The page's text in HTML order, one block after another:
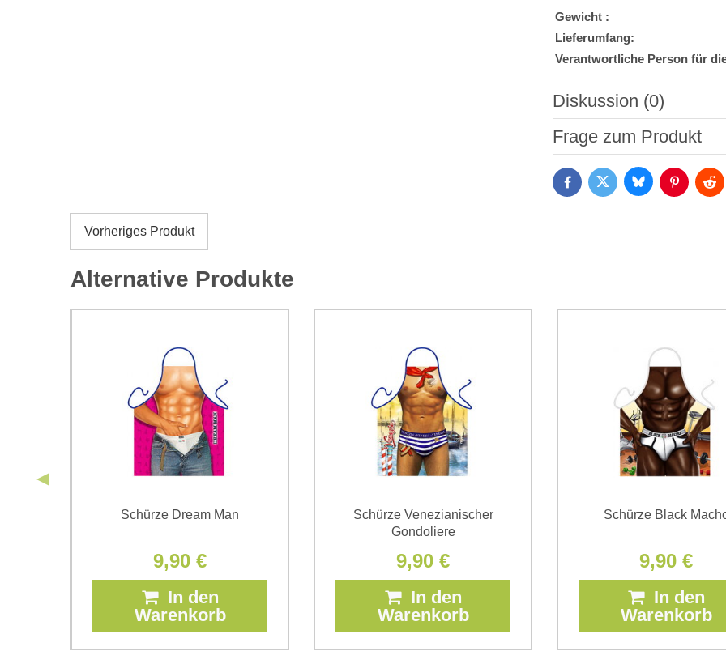
Gewicht :
Lieferumfang:
Verantwortliche Person für
Diskussion (0)
Neuer Kommentar
Daten zum Zwecke der
Frage zum Produkt
FacebookTwitter BlueskyPinterest
Vorheriges Produkt
Alternative Produkte
Schürze Dream Man
9,90 €
In den
Warenkorb
Schürze Venezianischer
Gondoliere
9,90 €
In den
Warenkorb
Schürze Black
9,90 €
In den
Warenkorb